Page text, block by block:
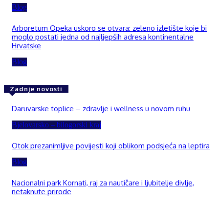
Blog
Arboretum Opeka uskoro se otvara: zeleno izletište koje bi
moglo postati jedna od najljepših adresa kontinentalne
Hrvatske
Blog
Zadnje novosti
Daruvarske toplice – zdravlje i wellness u novom ruhu
Bjelovarsko – bilogorski kraj
Otok prezanimljive povijesti koji oblikom podsjeća na leptira
Blog
Nacionalni park Kornati, raj za nautičare i ljubitelje divlje,
netaknute prirode